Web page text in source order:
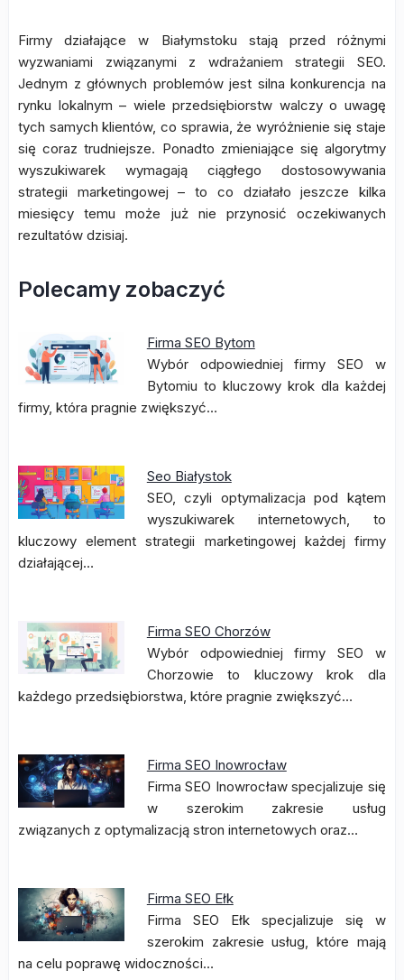
Firmy działające w Białymstoku stają przed różnymi
wyzwaniami związanymi z wdrażaniem strategii SEO.
Jednym z głównych problemów jest silna konkurencja na
rynku lokalnym – wiele przedsiębiorstw walczy o uwagę
tych samych klientów, co sprawia, że wyróżnienie się staje
się coraz trudniejsze. Ponadto zmieniające się algorytmy
wyszukiwarek wymagają ciągłego dostosowywania
strategii marketingowej – to co działało jeszcze kilka
miesięcy temu może już nie przynosić oczekiwanych
rezultatów dzisiaj.
Polecamy zobaczyć
Firma SEO Bytom
Wybór odpowiedniej firmy SEO w
Bytomiu to kluczowy krok dla każdej
firmy, która pragnie zwiększyć…
Seo Białystok
SEO, czyli optymalizacja pod kątem
wyszukiwarek internetowych, to
kluczowy element strategii marketingowej każdej firmy
działającej…
Firma SEO Chorzów
Wybór odpowiedniej firmy SEO w
Chorzowie to kluczowy krok dla
każdego przedsiębiorstwa, które pragnie zwiększyć…
Firma SEO Inowrocław
Firma SEO Inowrocław specjalizuje się
w szerokim zakresie usług
związanych z optymalizacją stron internetowych oraz…
Firma SEO Ełk
Firma SEO Ełk specjalizuje się w
szerokim zakresie usług, które mają
na celu poprawę widoczności…